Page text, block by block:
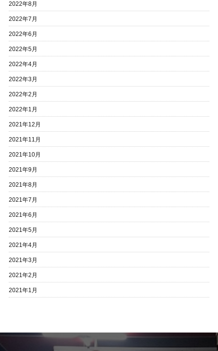
2022年8月
2022年7月
2022年6月
2022年5月
2022年4月
2022年3月
2022年2月
2022年1月
2021年12月
2021年11月
2021年10月
2021年9月
2021年8月
2021年7月
2021年6月
2021年5月
2021年4月
2021年3月
2021年2月
2021年1月